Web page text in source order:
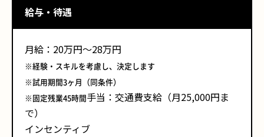
給与・待遇
月給：20万円～28万円
※経験・スキルを考慮し、決定します
※試用期間3ヶ月（同条件）
※固定残業45時間手当：交通費支給（月25,000円ま
で）
インセンティブ